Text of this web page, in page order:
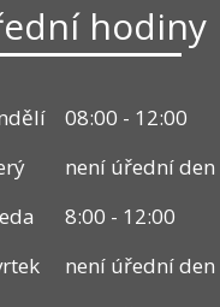
hodiny
08:00 - 12:00
není úřední den
8:00 - 12:00
není úřední den